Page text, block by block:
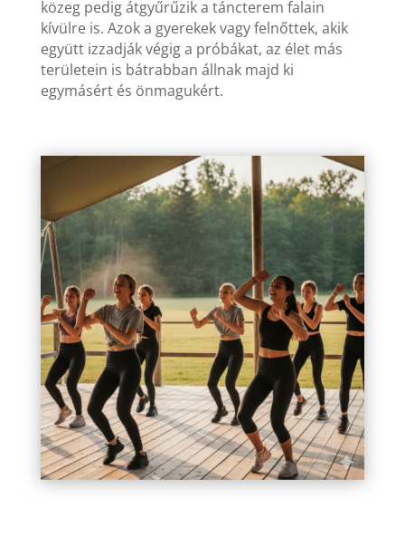
közeg pedig átgyűrűzik a táncterem falain
kívülre is. Azok a gyerekek vagy felnőttek, akik
együtt izzadják végig a próbákat, az élet más
területein is bátrabban állnak majd ki
egymásért és önmagukért.